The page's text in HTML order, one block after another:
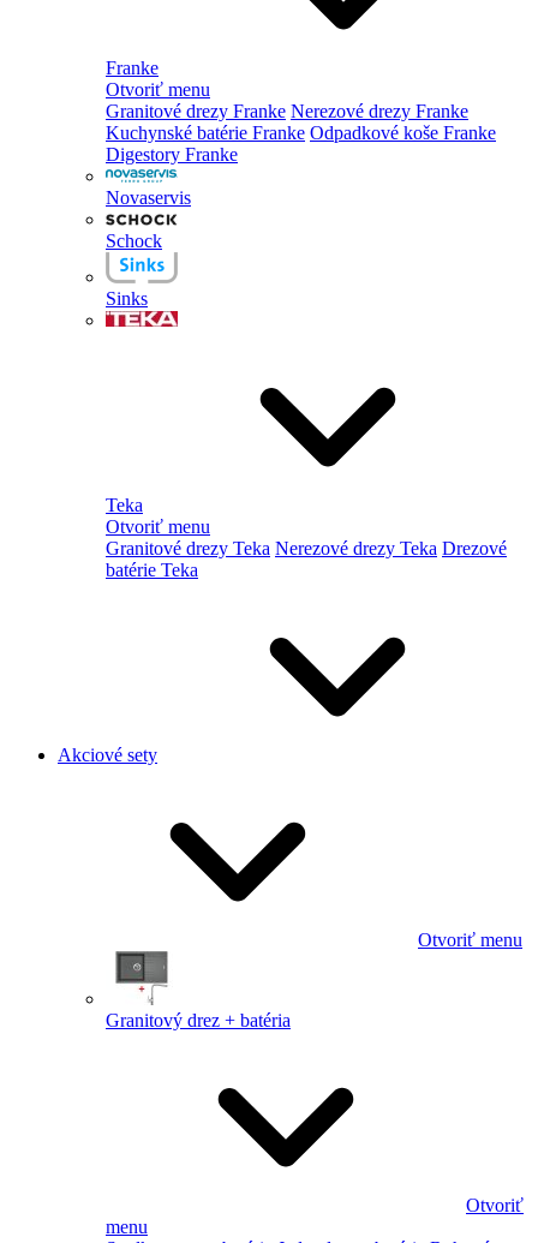
Franke
Otvoriť menu
Granitové drezy Franke Nerezové drezy Franke
Kuchynské batérie Franke Odpadkové koše Franke
Digestory Franke
Novaservis
Schock
Sinks
Teka
Otvoriť menu
Granitové drezy Teka Nerezové drezy Teka Drezové
batérie Teka
Akciové sety
Otvoriť menu
Granitový drez + batéria
Otvoriť
menu